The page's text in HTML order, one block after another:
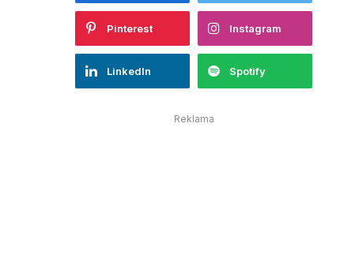
Pinterest Instagram
LinkedIn Spotify
Reklama